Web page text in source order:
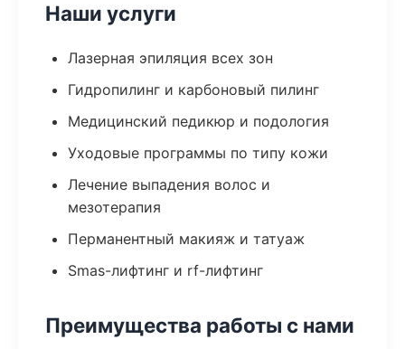
Наши услуги
Лазерная эпиляция всех зон
Гидропилинг и карбоновый пилинг
Медицинский педикюр и подология
Уходовые программы по типу кожи
Лечение выпадения волос и
мезотерапия
Перманентный макияж и татуаж
Smas-лифтинг и rf-лифтинг
Преимущества работы с нами